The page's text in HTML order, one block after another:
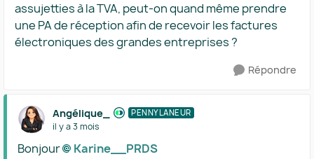
assujetties à la TVA, peut-on quand même prendre
une PA de réception afin de recevoir les factures
électroniques des grandes entreprises ?
Répondre
Angélique_ PENNYLANEUR
il y a 3 mois
Bonjour Karine__PRDS​